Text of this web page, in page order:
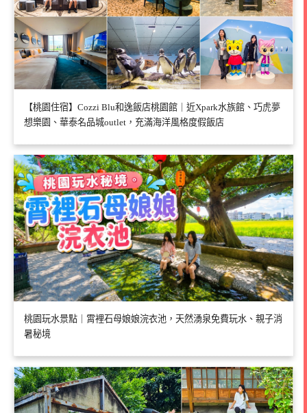
【桃園住宿】Cozzi Blu和逸飯店桃園館｜近Xpark水族館、巧虎夢
想樂園、華泰名品城outlet，充滿海洋風格度假飯店
桃園玩水景點｜霄裡石母娘娘浣衣池，天然湧泉免費玩水、親子消
暑秘境